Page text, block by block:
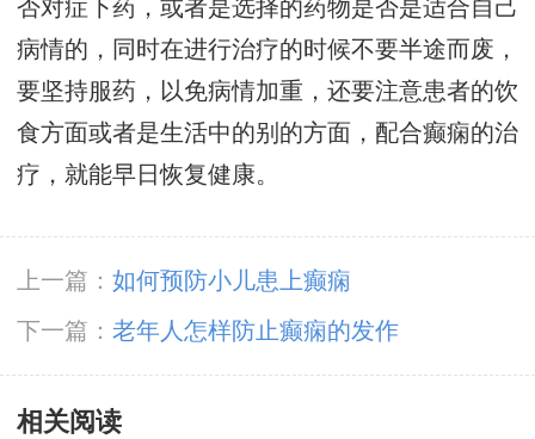
否对症下药，或者是选择的药物是否是适合自己
病情的，同时在进行治疗的时候不要半途而废，
要坚持服药，以免病情加重，还要注意患者的饮
食方面或者是生活中的别的方面，配合癫痫的治
疗，就能早日恢复健康。
上一篇： 如何预防小儿患上癫痫
下一篇： 老年人怎样防止癫痫的发作
相关阅读